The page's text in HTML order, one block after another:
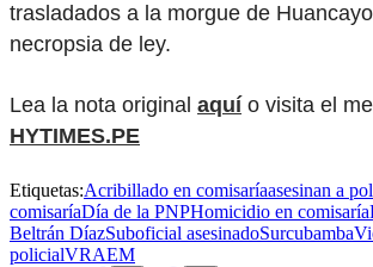
trasladados a la morgue de
necropsia de ley.
Lea la nota original aquío visita el
HYTIMES.PE
Etiquetas:Acribillado en comisaríaasesinan a
comisaríaDía de la PNPHomicidio en comisaría
Beltrán DíazSuboficial asesinadoSurcubamba
policialVRAEM